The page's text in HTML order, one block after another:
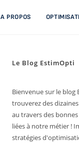
A PROPOS
Le Blog EstimOpti
Bienvenue sur le blog
trouverez des
au travers des
liées à notre métier !
stratégies